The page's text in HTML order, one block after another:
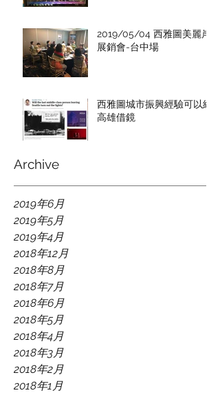
2019/05/04 西雅圖美麗岸
展銷會-台中場
西雅圖城市振興經驗可以給
高雄借鏡
Archive
2019年6月
2019年5月
2019年4月
2018年12月
2018年8月
2018年7月
2018年6月
2018年5月
2018年4月
2018年3月
2018年2月
2018年1月